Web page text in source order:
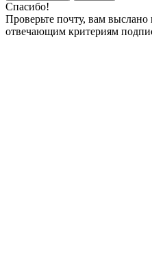
Спасибо!
Проверьте почту, вам выслано
отвечающим критериям